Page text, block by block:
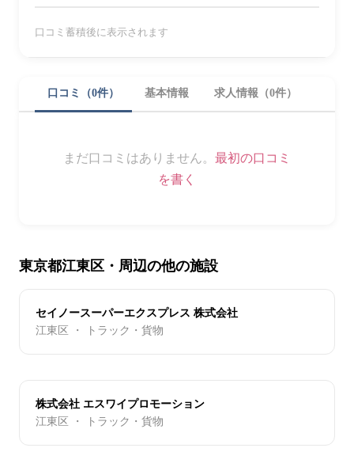
口コミ蓄積後に表示されます
口コミ（0件） 基本情報 求人情報（0件）
まだ口コミはありません。 最初の口コミ
を書く
東京都江東区・周辺の他の施設
セイノースーパーエクスプレス 株式会社
江東区 ・ トラック・貨物
株式会社 エスワイプロモーション
江東区 ・ トラック・貨物